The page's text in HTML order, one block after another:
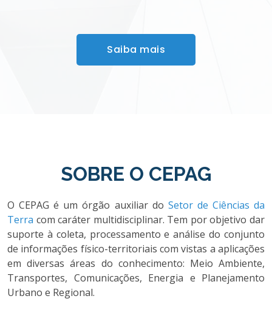
Saiba mais
SOBRE O CEPAG
O CEPAG é um órgão auxiliar do Setor de Ciências da
Terra com caráter multidisciplinar. Tem por objetivo dar
suporte à coleta, processamento e análise do conjunto
de informações físico-territoriais com vistas a aplicações
em diversas áreas do conhecimento: Meio Ambiente,
Transportes, Comunicações, Energia e Planejamento
Urbano e Regional.